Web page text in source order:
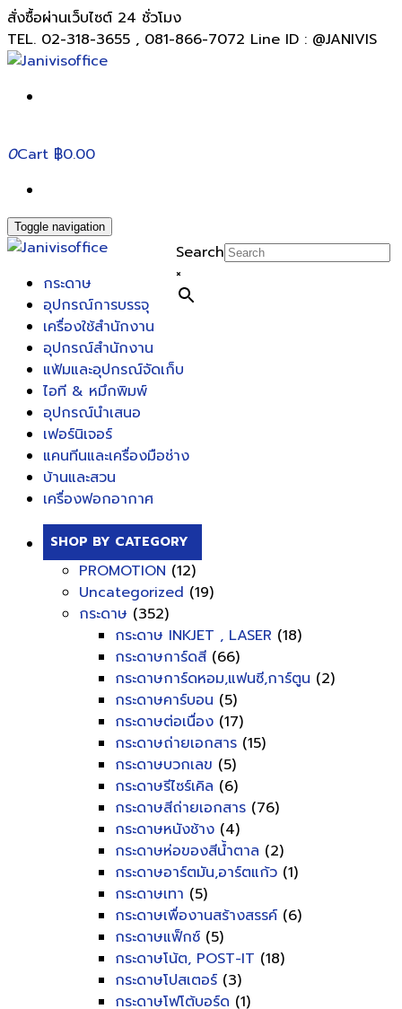
สั่งซื้อผ่านเว็บไซต์ 24 ชั่วโมง
TEL. 02-318-3655 , 081-866-7072 Line ID : @JANIVIS
0Cart ฿0.00
Toggle navigation
Search
×
กระดาษ
อุปกรณ์การบรรจุ
เครื่องใช้สำนักงาน
อุปกรณ์สำนักงาน
แฟ้มและอุปกรณ์จัดเก็บ
ไอที & หมึกพิมพ์
อุปกรณ์นำเสนอ
เฟอร์นิเจอร์
แคนทีนและเครื่องมือช่าง
บ้านและสวน
เครื่องฟอกอากาศ
SHOP BY CATEGORY
PROMOTION (12)
Uncategorized (19)
กระดาษ (352)
กระดาษ INKJET , LASER (18)
กระดาษการ์ดสี (66)
กระดาษการ์ดหอม,แฟนซี,การ์ตูน (2)
กระดาษคาร์บอน (5)
กระดาษต่อเนื่อง (17)
กระดาษถ่ายเอกสาร (15)
กระดาษบวกเลข (5)
กระดาษรีไซร์เคิล (6)
กระดาษสีถ่ายเอกสาร (76)
กระดาษหนังช้าง (4)
กระดาษห่อของสีน้ำตาล (2)
กระดาษอาร์ตมัน,อาร์ตแก้ว (1)
กระดาษเทา (5)
กระดาษเพื่องานสร้างสรรค์ (6)
กระดาษแฟ็กซ์ (5)
กระดาษโน้ต, POST-IT (18)
กระดาษโปสเตอร์ (3)
กระดาษโฟโต้บอร์ด (1)